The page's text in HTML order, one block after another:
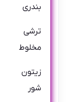
بندری
ترشی
مخلوط
زیتون
شور